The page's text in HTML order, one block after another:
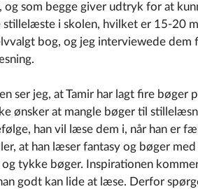
og som begge giver udtryk for at
stillelæste i skolen, hvilket er 15-20
bog, og jeg interviewede dem
ser jeg, at Tamir har lagt fire
ønsker at mangle bøger til
han vil læse dem i, når han er
at han læser fantasy og bøger
tykke bøger. Inspirationen
godt kan lide at læse. Derfor